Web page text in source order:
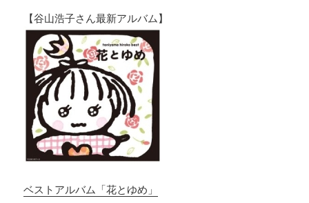
【谷山浩子さん最新アルバム】
ベストアルバム「花とゆめ」